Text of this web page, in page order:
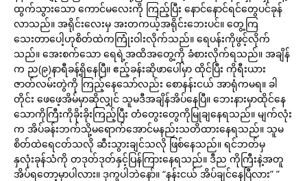
ထွက်သွားသော ကောင်မလေးကို ကြည့်ပြီး နောင်နောင်ရင်တွေပင်ခုန်
လာသည်။ အရိုင်းလေးမှ အးတကယ့်အရိုင်းဘေးပင်။ တွေ့ကြ
သေးတာပေါ့ဟုစိတ်ထဲကကြုံးဝါးလိုက်သည်။ ရေပန်းကိုဖွင့်လိုက်
သည်။ အေးစက်သော ရေရဲ့အထိအတွေ့ကို ခံစားလိုက်ရသည်။ အချိန်
က ည(၉)နာရီခန့်ရှိနေပြီ။ ဧည့်ခန်းဆိုဖာပေါ်မှာ ထိုင်ပြီး ကိုရီးယား
ဇာတ်လမ်းတွဲကို ကြည့်နေသော်လည်း စောနန်းငယ် အာရုံကမရ။ ခါ
တိုင်း ဖေဖေ့အိမ်မှာဆိုလျှင် သူမဒီအချိန်အိပ်နေပြီ။ ဘေးနားမှာထိုင်နေ
သောကိုကြီးကိုခိုးခိုးကြည့်ပြီး တံတွေးတွေကိုမြုချနေရသည်။ မျက်လုံး
က အိပ်ခန်းဘက်သို့မရောက်အောင်မနည်းသတိထားနေရသည်။ သူမ
စိတ်ထဲရေငတ်သလို ဆီးသွားချင်သလို ဖြစ်နေသည်။ ရင်ဘတ်မှ
နှလုံးခုန်သံကို တဒုတ်ဒုတ်နှင့်ပြန်ကြားနေရသည်။ ဒီည ကိုကြီးနဲ့အတူ
အိပ်ရတော့မှာပါလား။ ဒုက္ခပါဘဲနော်။ “နန်းငယ် အိပ်ချင်နေပြီလား” ”